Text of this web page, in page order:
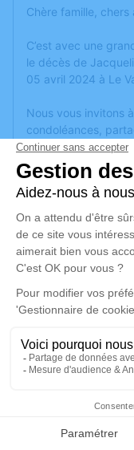
Faire-part
Chère famille, chers
C’est avec une
le décès de
05 avril 2024 à Le
Nous vous invitons
condoléances,
anecdote ou
ou des textes. Cet
honorer la mémoire
Un service de
ici.
lundi 08
Information